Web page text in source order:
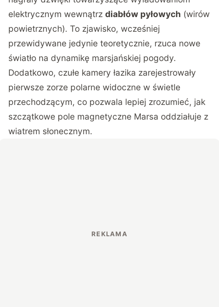
elektrycznym wewnątrzdiabłów pyłowych (wirów
powietrznych). To zjawisko, wcześniej
przewidywane jedynie teoretycznie, rzuca nowe
światło na dynamikę marsjańskiej pogody.
Dodatkowo, czułe kamery łazika zarejestrowały
pierwsze zorze polarne widoczne w świetle
przechodzącym, co pozwala lepiej zrozumieć, jak
szczątkowe pole magnetyczne Marsa oddziałuje z
wiatrem słonecznym.